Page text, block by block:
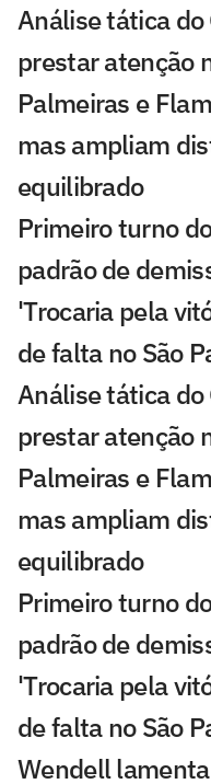
Análise tática
prestar atenção
Palmeiras e
mas ampliam
equilibrado
Primeiro turno
padrão de
'Trocaria pela
de falta no São
Análise tática
prestar atenção
Palmeiras e
mas ampliam
equilibrado
Primeiro turno
padrão de
'Trocaria pela
de falta no São
Wendell